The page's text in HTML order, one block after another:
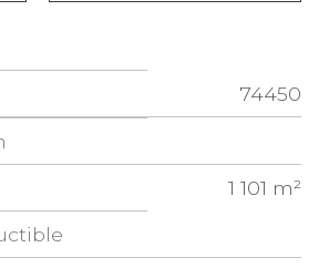
74450
1 101 m²